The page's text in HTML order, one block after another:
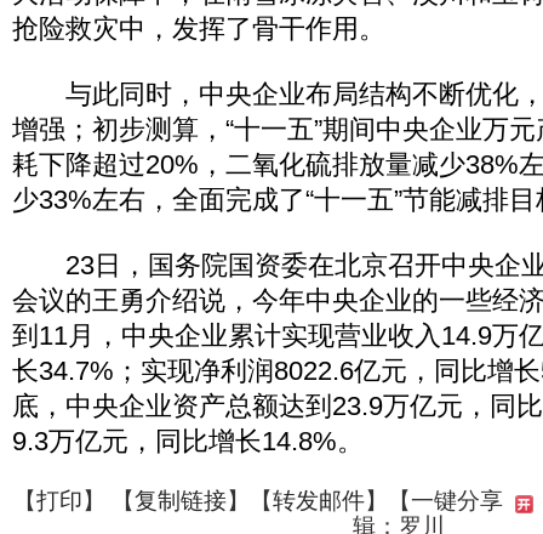
抢险救灾中，发挥了骨干作用。
与此同时，中央企业布局结构不断优化
增强；初步测算，“十一五”期间中央企业万
耗下降超过20%，二氧化硫排放量减少38%
少33%左右，全面完成了“十一五”节能减排
23日，国务院国资委在北京召开中央企
会议的王勇介绍说，今年中央企业的一些经
到11月，中央企业累计实现营业收入14.9万
长34.7%；实现净利润8022.6亿元，同比增
底，中央企业资产总额达到23.9万亿元，同
9.3万亿元，同比增长14.8%。
【打印】 【复制链接】【转发邮件】
【一键分享
辑：罗川